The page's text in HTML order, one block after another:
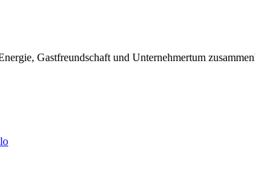
Gastfreundschaft und Unternehmertum